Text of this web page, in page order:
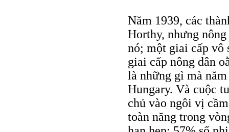
Năm 1939, các
Horthy, nhưng
nó; một giai cấp vô
giai cấp nông dân
là những gì mà
Hungary. Và cuộc
chủ vào ngôi vị
toàn năng trong